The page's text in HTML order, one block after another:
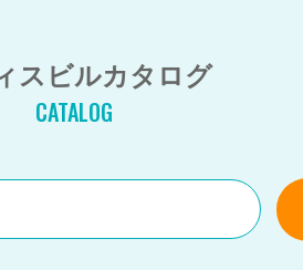
スビルカタログ
CATALOG